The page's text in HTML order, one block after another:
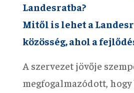
Landesratba?
Mitől is lehet a
közösség, ahol a
A szervezet jövője
megfogalmazódott, hogy